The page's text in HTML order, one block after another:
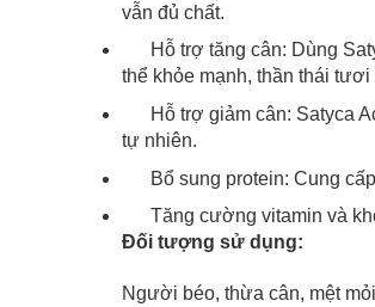
vẫn đủ chất.
Hỗ trợ tăng cân: Dùng
thể khỏe mạnh, thần thái
Hỗ trợ giảm cân: Satyca
tự nhiên.
Bổ sung protein: Cung cấp
Tăng cường vitamin và
Đối tượng sử dụng:
Người béo, thừa cân, mệt